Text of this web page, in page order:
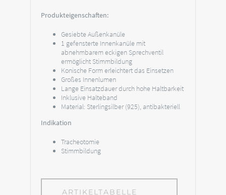
Produkteigenschaften:
Gesiebte Außenkanüle
1 gefensterte Innenkanüle mit
abnehmbarem eckigen Sprechventil
ermöglicht Stimmbildung
Konische Form erleichtert das Einsetzen
Großes Innenlumen
Lange Einsatzdauer durch hohe Haltbarkeit
Inklusive Halteband
Material: Sterlingsilber (925), antibakteriell
Indikation
Tracheotomie
Stimmbildung
ARTIKELTABELLE